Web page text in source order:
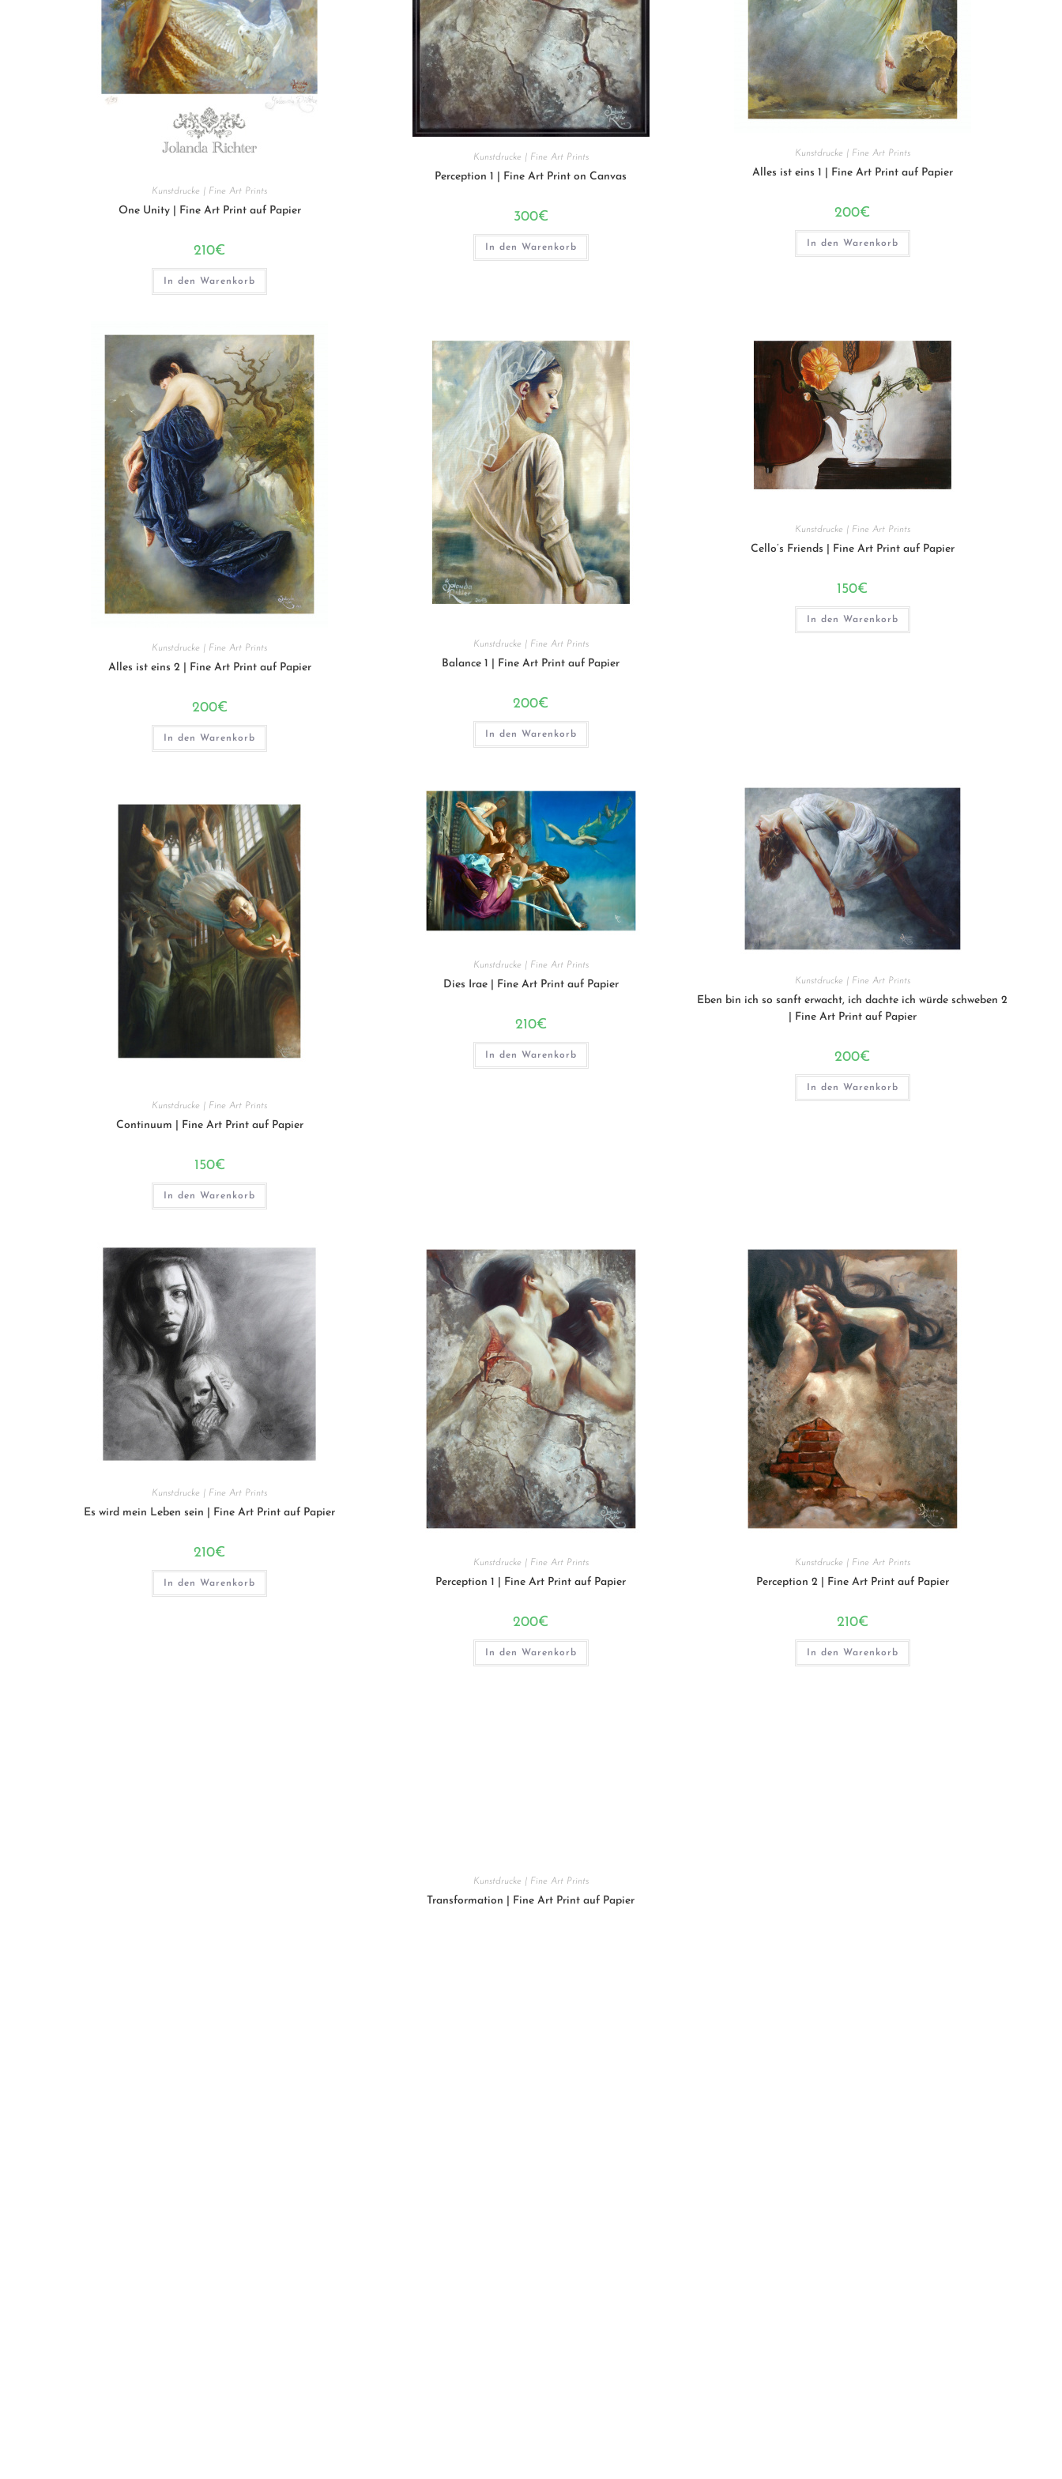
Kunstdrucke | Fine Art Prints
One Unity | Fine Art Print auf Papier
210€
In den Warenkorb
Kunstdrucke | Fine Art Prints
Perception 1 | Fine Art Print on Canvas
300€
In den Warenkorb
Kunstdrucke | Fine Art Prints
Alles ist eins 1 | Fine Art Print auf Papier
200€
In den Warenkorb
Kunstdrucke | Fine Art Prints
Alles ist eins 2 | Fine Art Print auf Papier
200€
In den Warenkorb
Kunstdrucke | Fine Art Prints
Balance 1 | Fine Art Print auf Papier
200€
In den Warenkorb
Kunstdrucke | Fine Art Prints
Cello’s Friends | Fine Art Print auf Papier
150€
In den Warenkorb
Kunstdrucke | Fine Art Prints
Continuum | Fine Art Print auf Papier
150€
In den Warenkorb
Kunstdrucke | Fine Art Prints
Dies Irae | Fine Art Print auf Papier
210€
In den Warenkorb
Kunstdrucke | Fine Art Prints
Eben bin ich so sanft erwacht, ich dachte ich würde schweben 2
| Fine Art Print auf Papier
200€
In den Warenkorb
Kunstdrucke | Fine Art Prints
Es wird mein Leben sein | Fine Art Print auf Papier
210€
In den Warenkorb
Kunstdrucke | Fine Art Prints
Perception 1 | Fine Art Print auf Papier
200€
In den Warenkorb
Kunstdrucke | Fine Art Prints
Perception 2 | Fine Art Print auf Papier
210€
In den Warenkorb
Kunstdrucke | Fine Art Prints
Transformation | Fine Art Print auf Papier